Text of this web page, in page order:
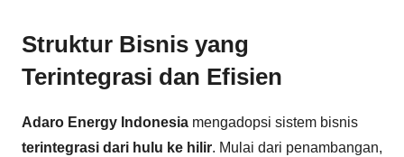
Struktur Bisnis yang
Terintegrasi dan Efisien
Adaro Energy Indonesia mengadopsi sistem bisnis
terintegrasi dari hulu ke hilir. Mulai dari penambangan,